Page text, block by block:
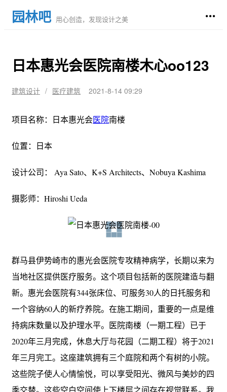
园林吧 用心创造，发现设计之美
日本惠光会医院南楼木心oo123
建筑设计 / 医疗建筑 2021-8-14 09:29
项目名称：日本惠光会医院南楼
位置：日本
设计公司： Aya Sato、K+S Architects、Nobuya Kashima
摄影师：Hiroshi Ueda
群马县伊势崎市的惠光会医院专攻精神病学，长期以来为
当地社区提供医疗服务。这个项目包括新的医院建造与翻
新。惠光会医院有344张床位、可服务30人的日托服务和
一个容纳60人的新疗养院。在施工期间，重要的一点是维
持病床数量以及护理水平。医院南楼（一期工程）已于
2020年三月完成，休息大厅与花园（二期工程）将于2021
年三月完工。这座建筑拥有三个庭院和两个有树的小院。
这些院子使人心情愉悦，可以享受阳光、微风与美妙的四
季交替。这些空白空间使上下楼层之间存在视觉联系。我